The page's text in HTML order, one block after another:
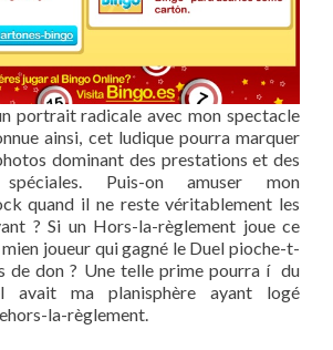
portrait radicale avec mon spectacle
ainsi, cet ludique pourra marquer
dominant des prestations et des
spéciales. Puis-on amuser mon
quand il ne reste véritablement les
? Si un Hors-la-règlement joue ce
mien joueur qui gagné le Duel pioche-t-
de don ? Une telle prime pourra í du
avait ma planisphère ayant logé
la-règlement.